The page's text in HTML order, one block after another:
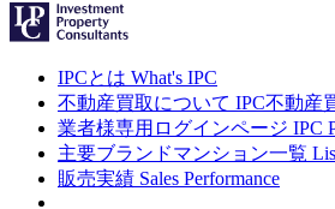
IPCとは What's IPC
不動産買取について IPC不動産
業者様専用ログインページ IPC
主要ブランドマンション一覧
販売実績 Sales Performance